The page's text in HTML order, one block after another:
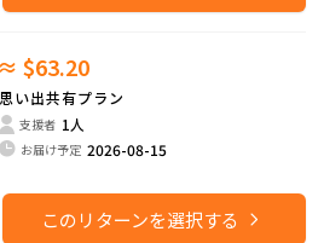
≈ $63.20
思い出共有プラン
支援者 1人
お届け予定 2026-08-15
このリターンを選択する